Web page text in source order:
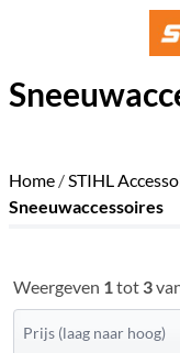
Home /STIHL
Sneeuwaccessoires
Weergeven 1tot 3